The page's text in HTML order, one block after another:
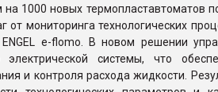
1000 новых термопластавтоматов
мониторинга технологических
e-flomo. В новом решении
системы, что
и контроля расхода жидкости.